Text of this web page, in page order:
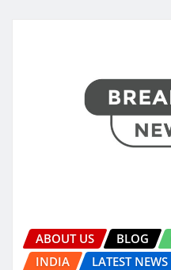
ABOUT US BLOG
INDIA
LATEST NEWS